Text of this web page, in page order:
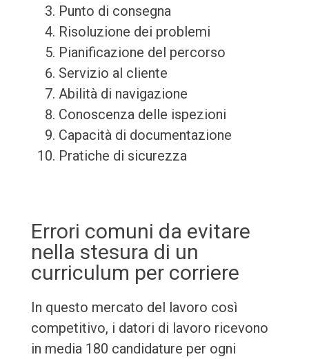
Punto di consegna
Risoluzione dei problemi
Pianificazione del percorso
Servizio al cliente
Abilità di navigazione
Conoscenza delle ispezioni
Capacità di documentazione
Pratiche di sicurezza
Errori comuni da evitare
nella stesura di un
curriculum per corriere
In questo mercato del lavoro così
competitivo, i datori di lavoro ricevono
in media 180 candidature per ogni